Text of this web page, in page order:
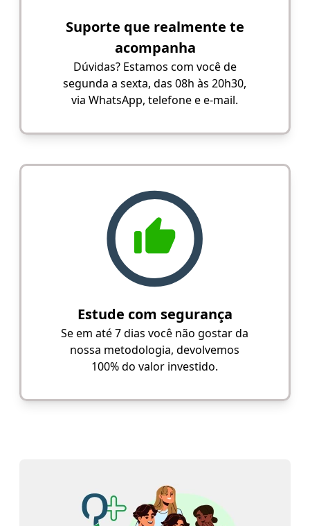
Suporte que realmente te
acompanha
Dúvidas? Estamos com você de
segunda a sexta, das 08h às 20h30,
via WhatsApp, telefone e e-mail.
Estude com segurança
Se em até 7 dias você não gostar da
nossa metodologia, devolvemos
100% do valor investido.